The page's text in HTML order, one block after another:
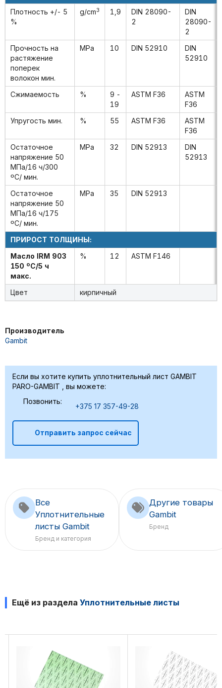
Плотность +/- 5
%
g/cm3 1,9
DIN 28090-
2
DIN
28090-
2
Прочность на
растяжение
поперек
волокон мин.
MPa 10 DIN 52910
DIN
52910
Сжимаемость %
9 -
19
ASTM F36
ASTM
F36
Упругость мин.
% 55 ASTM F36
ASTM
F36
Остаточное
напряжение 50
MПa/16 ч/300
ºC/ мин.
MPa 32 DIN 52913
DIN
52913
Остаточное
напряжение 50
MПa/16 ч/175
ºC/ мин.
MPa 35 DIN 52913
ПРИРОСТ ТОЛЩИНЫ:
Масло IRM 903
150 ºC/5 ч
макс.
% 12 ASTM F146
Цвет кирпичный
Производитель
Gambit
Если вы хотите купить уплотнительный лист GAMBIT
PARO-GAMBIT , вы можете:
Позвонить:
+375 17 357-49-28
Отправить запрос сейчас
Все
Уплотнительные
листы Gambit
Бренд и категория
Другие товары
Gambit
Бренд
Ещё из раздела Уплотнительные листы